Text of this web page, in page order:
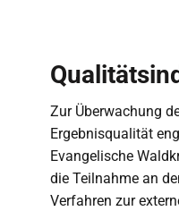
Zur Überwachung
Ergebnisqualität
Evangelische
die Teilnahme an
Verfahren zur